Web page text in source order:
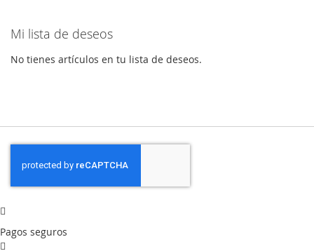
Mi lista de deseos
No tienes artículos en tu lista de deseos.
Pagos seguros